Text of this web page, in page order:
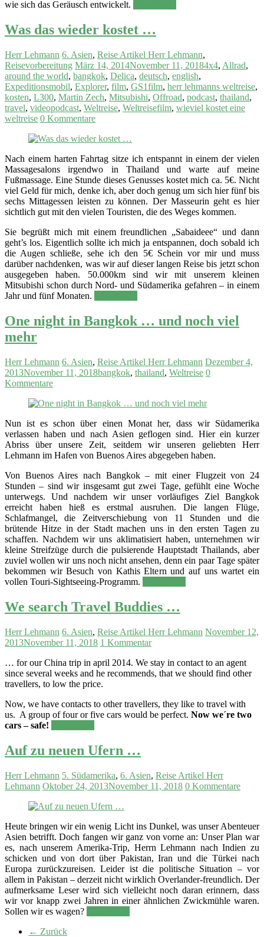
wie sich das Geräusch entwickelt.
Was das wieder kostet …
Herr Lehmann 6. Asien, Reise Artikel Herr Lehmann,
Reisevorbereitung März 14, 2014November 11, 20184x4, Allrad,
around the world, bangkok, Delica, deutsch, english,
Expeditionsmobil, Explorer, film, GS1film, herr lehmanns weltreise,
kosten, L300, Martin Zech, Mitsubishi, Offroad, podcast, thailand,
travel, videopodcast, Weltreise, Weltreisefilm, wieviel kostet eine
weltreise 0 Kommentare
Nach einem harten Fahrtag sitze ich entspannt in einem der vielen
Massagesalons irgendwo in Thailand und warte auf meine
Fußmassage. Eine Stunde dieses Genusses kostet mich ca. 5€. Nicht
viel Geld für mich, denke ich, aber doch genug um sich hier fünf bis
sechs Mittagessen leisten zu können. Der Masseurin geht es hier
sichtlich gut mit den vielen Touristen, die des Weges kommen.
Sie begrüßt mich mit einem freundlichen „Sabaideee“ und dann
geht’s los. Eigentlich sollte ich mich ja entspannen, doch sobald ich
die Augen schließe, sehe ich den 5€ Schein vor mir und muss
darüber nachdenken, was wir auf dieser langen Reise bis jetzt schon
ausgegeben haben. 50.000km sind wir mit unserem kleinen
Mitsubishi schon durch Nord- und Südamerika gefahren – in einem
Jahr und fünf Monaten.
One night in Bangkok … und noch viel
mehr
Herr Lehmann 6. Asien, Reise Artikel Herr Lehmann Dezember 4,
2013November 11, 2018bangkok, thailand, Weltreise 0
Kommentare
Nun ist es schon über einen Monat her, dass wir Südamerika
verlassen haben und nach Asien geflogen sind. Hier ein kurzer
Abriss über unsere Zeit, seitdem wir unseren geliebten Herr
Lehmann im Hafen von Buenos Aires abgegeben haben.
Von Buenos Aires nach Bangkok – mit einer Flugzeit von 24
Stunden – sind wir insgesamt gut zwei Tage, gefühlt eine Woche
unterwegs. Und nachdem wir unser vorläufiges Ziel Bangkok
erreicht haben hieß es erstmal ausruhen. Die langen Flüge,
Schlafmangel, die Zeitverschiebung von 11 Stunden und die
brütende Hitze in der Stadt machen uns in den ersten Tagen zu
schaffen. Nachdem wir uns aklimatisiert haben, unternehmen wir
kleine Streifzüge durch die pulsierende Hauptstadt Thailands, aber
zuviel wollen wir uns noch nicht ansehen, denn ein paar Tage später
bekommen wir Besuch von Kathis Eltern und auf uns wartet ein
vollen Touri-Sightseeing-Programm.
We search Travel Buddies …
Herr Lehmann 6. Asien, Reise Artikel Herr Lehmann November 12,
2013November 11, 2018 1 Kommentar
… for our China trip in april 2014. We stay in contact to an agent
since several weeks and he recommends, that we should find other
travellers, to low the price.
Now, we have contacts to other travellers, they like to travel with
us. A group of four or five cars would be perfect. Now we´re two
cars – safe!
Auf zu neuen Ufern …
Herr Lehmann 5. Südamerika, 6. Asien, Reise Artikel Herr
Lehmann Oktober 24, 2013November 11, 2018 0 Kommentare
Heute bringen wir ein wenig Licht ins Dunkel, was unser Abenteuer
Asien betrifft. Doch fangen wir ganz von vorne an: Unser Plan war
es, nach unserem Amerika-Trip, Herrn Lehmann nach Indien zu
schicken und von dort über Pakistan, Iran und die Türkei nach
Europa zurückzureisen. Leider ist die politische Situation – vor
allem in Pakistan – derzeit nicht wirklich Overlander-freundlich. Der
aufmerksame Leser wird sich vielleicht noch daran erinnern, dass
wir vor knapp zwei Jahren in einer ähnlichen Zwickmühle waren.
Sollen wir es wagen?
← Zurück